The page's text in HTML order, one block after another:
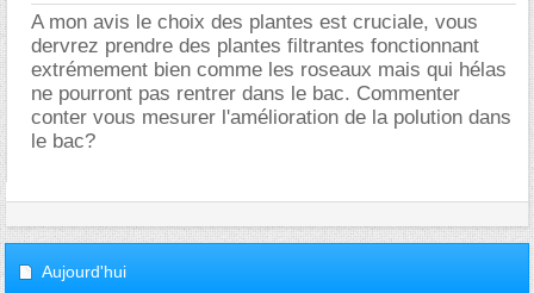
A mon avis le choix des plantes est cruciale, vous
dervrez prendre des plantes filtrantes fonctionnant
extrémement bien comme les roseaux mais qui hélas
ne pourront pas rentrer dans le bac. Commenter
conter vous mesurer l'amélioration de la polution dans
le bac?
Aujourd'hui